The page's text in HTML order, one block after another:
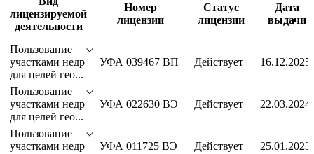
Лицензии
Вид
лицензируемой
деятельности
лицензии
лицензии
выдачи
Пользование
участками недр
для целей гео...
УФА 039467 ВП Действует 16.12.2025
Пользование
участками недр
УФА 022630 ВЭ Действует 22.03.2024